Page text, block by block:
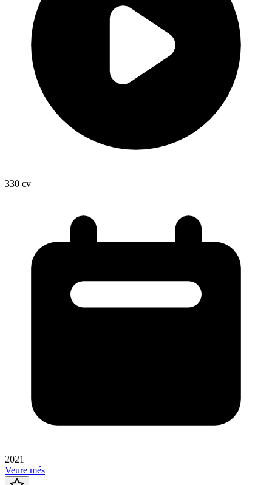
330 cv
2021
Veure més